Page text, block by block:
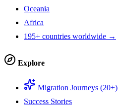
Oceania
Africa
195+ countries worldwide →
Explore
Migration Journeys (20+)
Success Stories